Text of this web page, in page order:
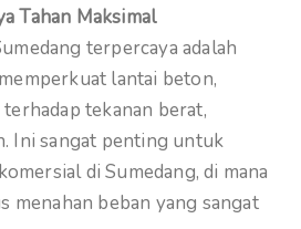
Tahan Maksimal
terpercaya adalah
lantai beton,
tekanan berat,
Ini sangat penting untuk
di Sumedang, di mana
menahan beban yang sangat